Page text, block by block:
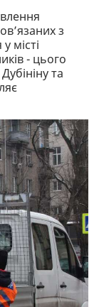
з
місті
- цього
та